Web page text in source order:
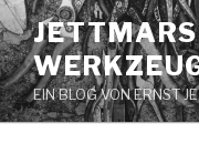
Zum
Inhalt
springen
EIN BLOG VON ERNST